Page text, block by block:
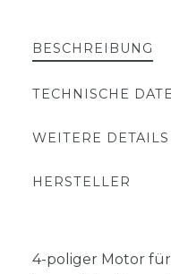
BESCHREIBUNG
TECHNISCHE
WEITERE DETAILS
HERSTELLER
4-poliger Motor